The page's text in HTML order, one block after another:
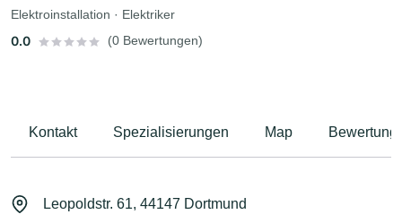
Elektroinstallation · Elektriker
0.0 (0 Bewertungen)
Kontakt Spezialisierungen Map
Leopoldstr. 61, 44147 Dortmund